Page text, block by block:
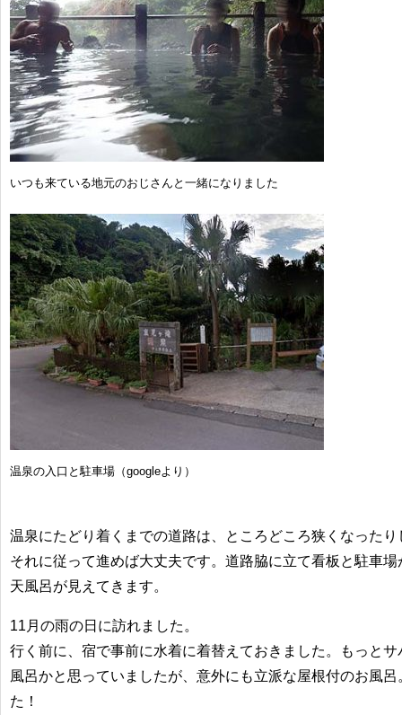
いつも来ている地元のおじさんと一緒になりました
温泉の入口と駐車場（googleより）
温泉にたどり着くまでの道路は、ところどころ狭くなった
それに従って進めば大丈夫です。道路脇に立て看板と駐車
天風呂が見えてきます。
11月の雨の日に訪れました。
行く前に、宿で事前に水着に着替えておきました。もっと
風呂かと思っていましたが、意外にも立派な屋根付のお風
た！